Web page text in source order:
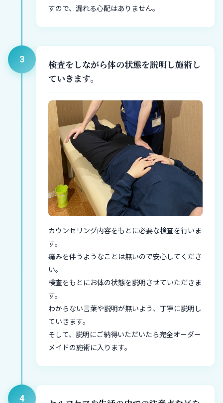
すので、漏れる心配はありません。
3
検査をしながら体の状態を説明し施術し
ていきます。
カウンセリング内容をもとに必要な検査を行いま
す。
痛みを伴うようなことは無いので安心してくださ
い。
検査をもとにお体の状態を説明させていただきま
す。
わからない言葉や説明が無いよう、丁寧に説明し
ていきます。
そして、説明にご納得いただいたら完全オーダー
メイドの施術に入ります。
4